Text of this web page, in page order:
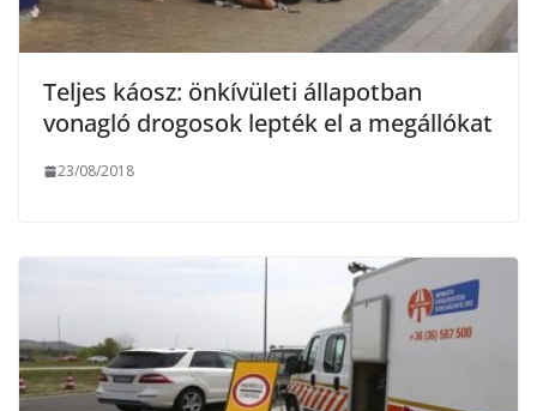
Teljes káosz: önkívületi állapotban
vonagló drogosok lepték el a megállókat
23/08/2018